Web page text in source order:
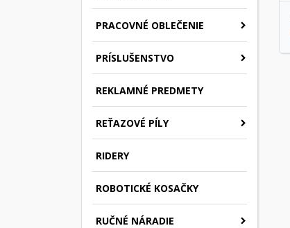
PRACOVNÉ OBLEČENIE
PRÍSLUŠENSTVO
REKLAMNÉ PREDMETY
REŤAZOVÉ PÍLY
RIDERY
ROBOTICKÉ KOSAČKY
RUČNÉ NÁRADIE